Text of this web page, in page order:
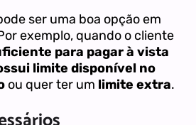
ser uma boa opção em
exemplo, quando o cliente
para pagar à vista
limite disponível no
ou quer ter um limite extra.